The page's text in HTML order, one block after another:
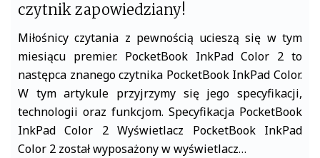
czytnik zapowiedziany!
Miłośnicy czytania z pewnością ucieszą się w tym
miesiącu premier. PocketBook InkPad Color 2 to
następca znanego czytnika PocketBook InkPad Color.
W tym artykule przyjrzymy się jego specyfikacji,
technologii oraz funkcjom. Specyfikacja PocketBook
InkPad Color 2 Wyświetlacz PocketBook InkPad
Color 2 został wyposażony w wyświetlacz…